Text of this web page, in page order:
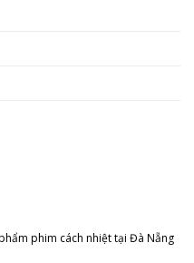
phim cách nhiệt tại Đà Nẵng